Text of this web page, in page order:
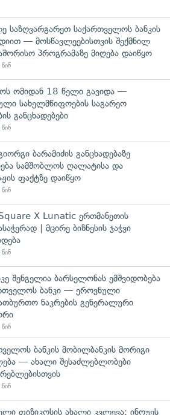
საზღვარგარეთ საქართველოს ბანკის
— მოსწავლეებისთვის შექმნილ
პროგრამაზე მიღება დაიწყო
ომიდან 18 წელი გავიდა —
სახელმწიფოების საგარეო
განცხადებები
ბარამიძის განცხადებაზე
სამშობლოს ღალატისა და
ფაქტზე დაიწყო
X Lunatic ერთმანეთის
| მცირე ბიზნესის ჯაჭვი
შენგელია ბარსელონას ემშვიდობება
ბანკი — ეროვნული
ნაკრების გენერალური
ბანკის მობილბანკის მორიგი
— ახალი შესაძლებლობები
ფიზიკოსის ახალი კვლევა: ინოუეს